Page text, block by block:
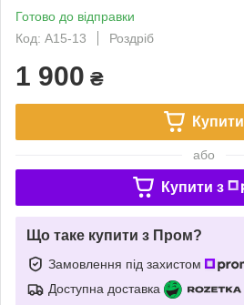
Готово до відправки
Код: A15-13
Роздріб
1 900 ₴
Купити
або
Купити з
Що таке купити з Пром?
Замовлення під захистом
Доступна доставка